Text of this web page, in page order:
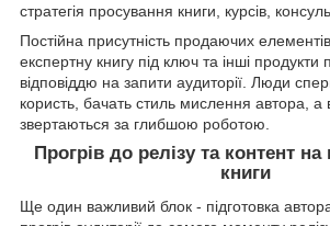
стратегія просування книги, курсів,
Постійна присутність продаючих
експертну книгу під ключ та інші
відповіддю на запити аудиторії. Люди
користь, бачать стиль мислення автора, а
звертаються за глибшою роботою.
Прогрів до релізу та контент
книги
Ще один важливий блок - підготовка